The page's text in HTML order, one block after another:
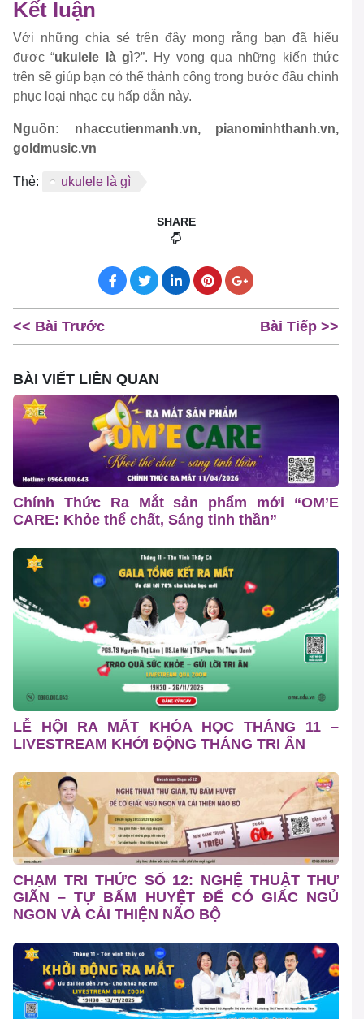
Kết luận
Với những chia sẻ trên đây mong rằng bạn đã hiểu
được “ukulele là gì?”. Hy vọng qua những kiến thức
trên sẽ giúp bạn có thể thành công trong bước đầu chinh
phục loại nhạc cụ hấp dẫn này.
Nguồn: nhaccutienmanh.vn, pianominhthanh.vn,
goldmusic.vn
Thẻ: ukulele là gì
SHARE
<< Bài Trước Bài Tiếp >>
BÀI VIẾT LIÊN QUAN
Chính Thức Ra Mắt sản phẩm mới “OM’E
CARE: Khỏe thể chất, Sáng tinh thần”
LỄ HỘI RA MẮT KHÓA HỌC THÁNG 11 –
LIVESTREAM KHỞI ĐỘNG THÁNG TRI ÂN
CHẠM TRI THỨC SỐ 12: NGHỆ THUẬT THƯ
GIÃN – TỰ BẤM HUYỆT ĐỂ CÓ GIẤC NGỦ
NGON VÀ CẢI THIỆN NÃO BỘ